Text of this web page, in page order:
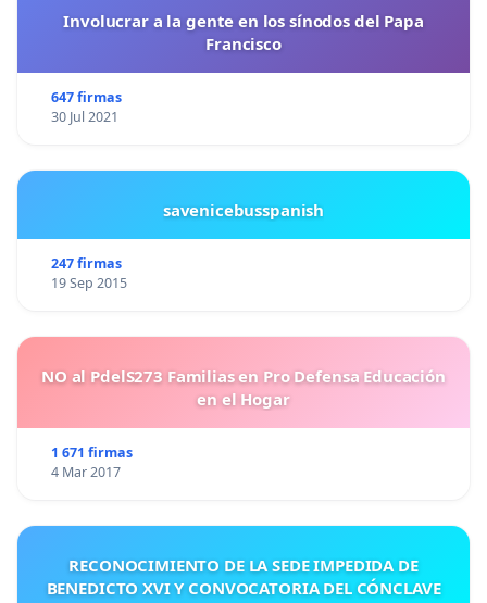
Involucrar a la gente en los sínodos del Papa
Francisco
647 firmas
30 Jul 2021
savenicebusspanish
247 firmas
19 Sep 2015
NO al PdelS273 Familias en Pro Defensa Educación
en el Hogar
1 671 firmas
4 Mar 2017
RECONOCIMIENTO DE LA SEDE IMPEDIDA DE
BENEDICTO XVI Y CONVOCATORIA DEL CÓNCLAVE